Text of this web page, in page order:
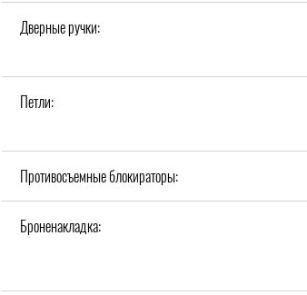
Дверные ручки:
Петли:
Противосъемные блокираторы:
Броненакладка: